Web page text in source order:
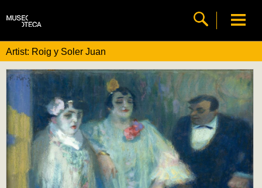
Artist: Roig y Soler Juan